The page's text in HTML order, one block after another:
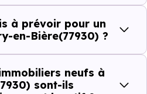
question. Voici les repères de
immobilier à Fleury-en-
à prévoir pour un
en-Bière(77930) ?
neufs à
sont-ils